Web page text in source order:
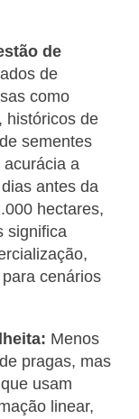
de
de
como
históricos de
sementes
a
antes da
hectares,
significa
cenários
Menos
pragas, mas
usam
linear,